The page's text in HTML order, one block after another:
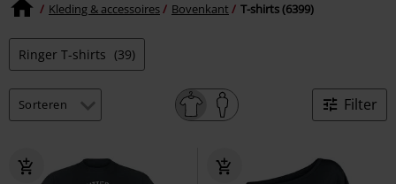
Kleding & accessoires Bovenkant T-shirts (6399)
Ringer T-shirts (39)
Filter